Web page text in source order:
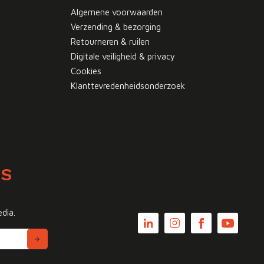
Algemene voorwaarden
Verzending & bezorging
Retourneren & ruilen
Digitale veiligheid & privacy
Cookies
Klanttevredenheidsonderzoek